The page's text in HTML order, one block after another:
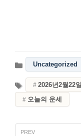
Uncategorized
2026년2월22일
오늘의 운세